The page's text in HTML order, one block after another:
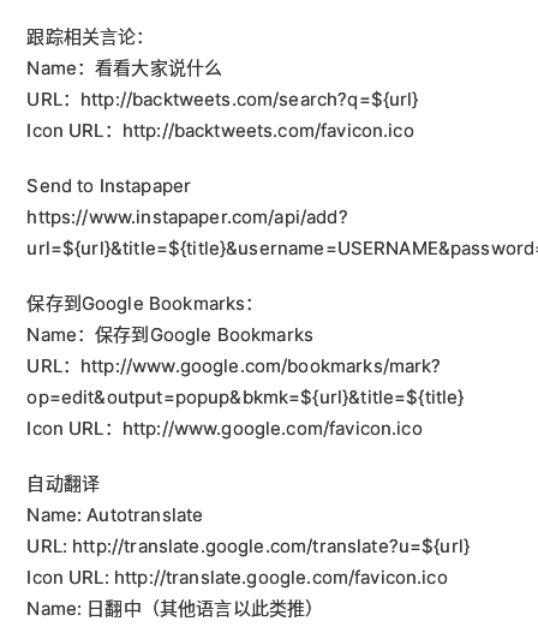
跟踪相关言论：
Name：看看大家说什么
URL：http://backtweets.com/search?q=${url}
Icon URL：http://backtweets.com/favicon.ico
Send to Instapaper
https://www.instapaper.com/api/add?
保存到Google Bookmarks：
Name：保存到Google Bookmarks
URL：http://www.google.com/bookmarks/mark?
op=edit&output=popup&bkmk=${url}&title=${title}
Icon URL：http://www.google.com/favicon.ico
自动翻译
Name: Autotranslate
URL: http://translate.google.com/translate?u=${url}
Icon URL: http://translate.google.com/favicon.ico
Name: 日翻中（其他语言以此类推）